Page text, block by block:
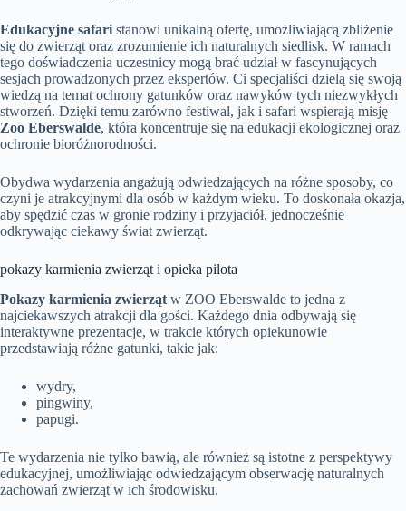
Edukacyjne safari stanowi unikalną ofertę, umożliwiającą zbliżenie
się do zwierząt oraz zrozumienie ich naturalnych siedlisk. W ramach
tego doświadczenia uczestnicy mogą brać udział w fascynujących
sesjach prowadzonych przez ekspertów. Ci specjaliści dzielą się swoją
wiedzą na temat ochrony gatunków oraz nawyków tych niezwykłych
stworzeń. Dzięki temu zarówno festiwal, jak i safari wspierają misję
Zoo Eberswalde, która koncentruje się na edukacji ekologicznej oraz
ochronie bioróżnorodności.
Obydwa wydarzenia angażują odwiedzających na różne sposoby, co
czyni je atrakcyjnymi dla osób w każdym wieku. To doskonała okazja,
aby spędzić czas w gronie rodziny i przyjaciół, jednocześnie
odkrywając ciekawy świat zwierząt.
pokazy karmienia zwierząt i opieka pilota
Pokazy karmienia zwierząt w ZOO Eberswalde to jedna z
najciekawszych atrakcji dla gości. Każdego dnia odbywają się
interaktywne prezentacje, w trakcie których opiekunowie
przedstawiają różne gatunki, takie jak:
wydry,
pingwiny,
papugi.
Te wydarzenia nie tylko bawią, ale również są istotne z perspektywy
edukacyjnej, umożliwiając odwiedzającym obserwację naturalnych
zachowań zwierząt w ich środowisku.